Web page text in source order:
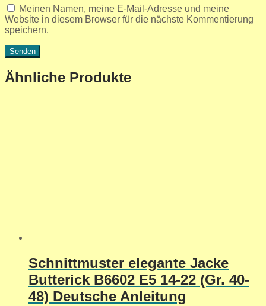
Meinen Namen, meine E-Mail-Adresse und meine
Website in diesem Browser für die nächste Kommentierung
speichern.
Ähnliche Produkte
Schnittmuster elegante Jacke
Butterick B6602 E5 14-22 (Gr. 40-
48) Deutsche Anleitung